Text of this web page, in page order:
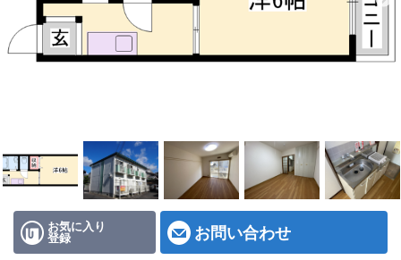
地域から探す
店舗情報·アクセス
メールでお問い合わせ
お気に入り
登録 お問い合わせ